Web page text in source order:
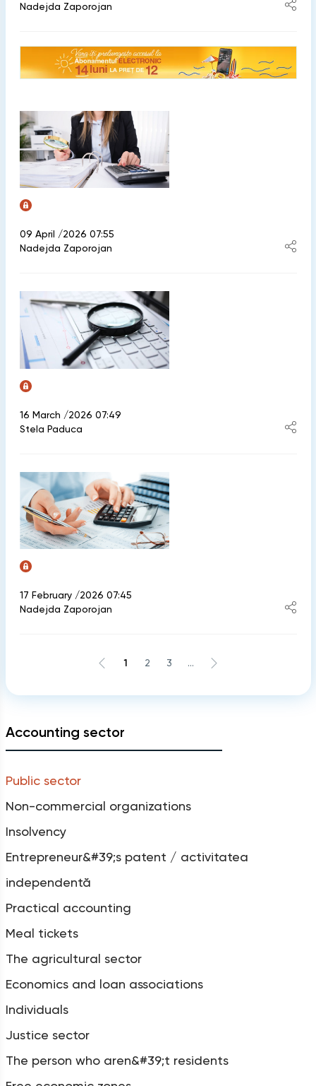
Accounting sector
Public sector
Non-commercial organizations
Insolvency
Entrepreneur&#39;s patent / activitatea
independentă
Practical accounting
Meal tickets
The agricultural sector
Economics and loan associations
Individuals
Justice sector
The person who aren&#39;t residents
Nadejda Zaporojan
09 April /2026 07:55
Nadejda Zaporojan
16 March /2026 07:49
Stela Paduca
17 February /2026 07:45
Nadejda Zaporojan
1 2 3 ...